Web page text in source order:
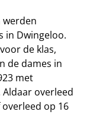
werden
in Dwingeloo.
de klas,
de dames in
met
overleed
op 16